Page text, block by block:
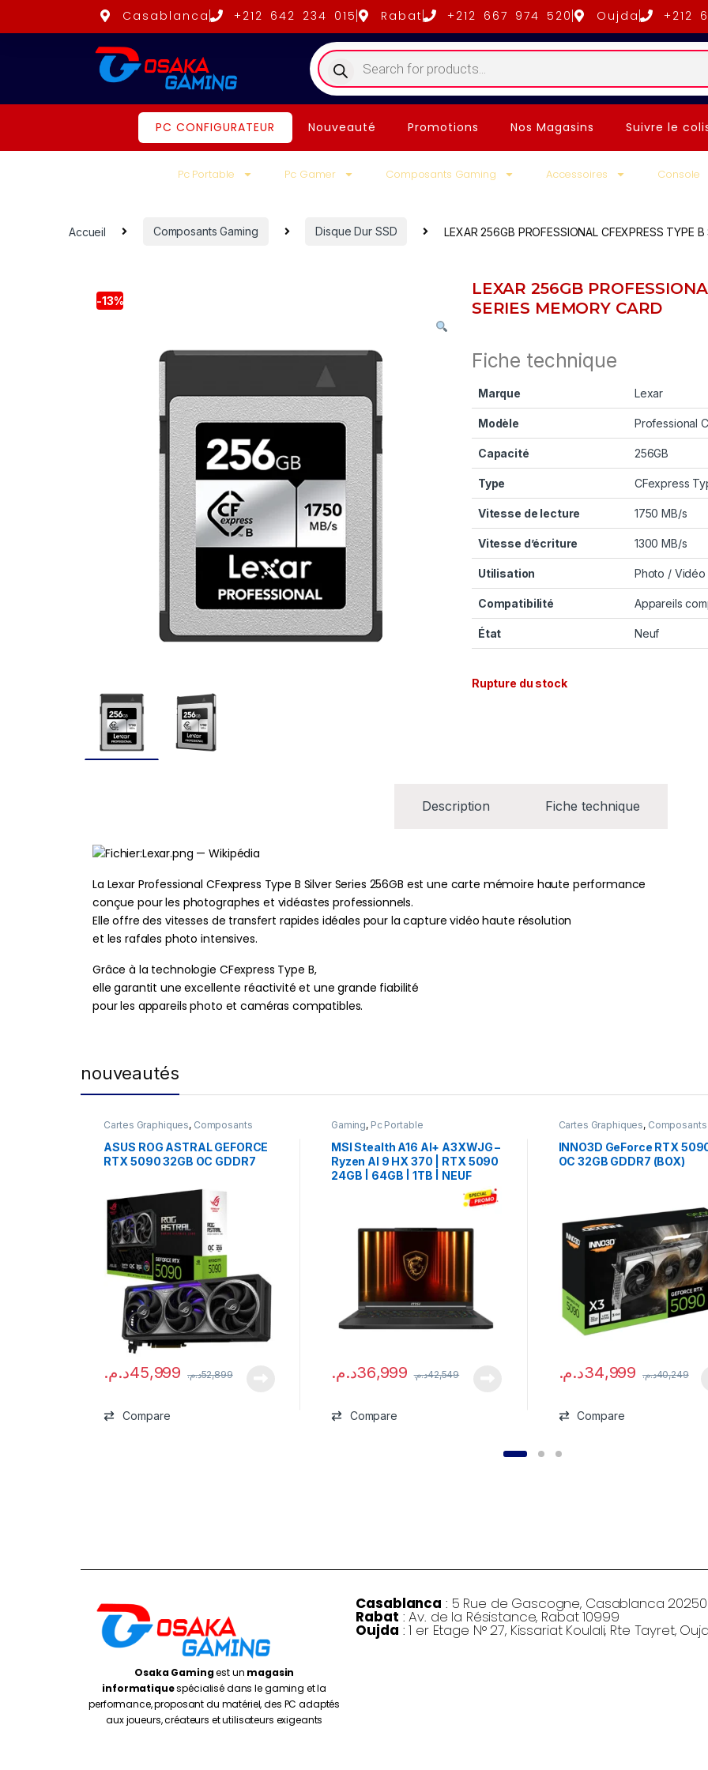
Casablanca +212 642 234 015 Rabat +212 667 974 520 Oujda +212
PC CONFIGURATEUR Nouveauté Promotions Nos Magasins Suivre le
Pc Portable Pc Gamer Composants Gaming Accessoires Console
Accueil Composants Gaming Disque Dur SSD LEXAR 256GB PROFESSIONAL CFEXPRESS TYPE B
-13%
LEXAR 256GB
SERIES MEMORY CARD
Fiche technique
Marque Lexar
Modèle Professional
Capacité 256GB
Type CFexpress
Vitesse de lecture 1750 MB/s
Vitesse d’écriture 1300 MB/s
Utilisation Photo /
Compatibilité Appareils
État Neuf
Rupture du stock
Description Fiche technique
La Lexar Professional CFexpress Type B Silver Series 256GB est une carte mémoire haute performance
conçue pour les photographes et vidéastes professionnels.
Elle offre des vitesses de transfert rapides idéales pour la capture vidéo haute résolution
et les rafales photo intensives.
Grâce à la technologie CFexpress Type B,
elle garantit une excellente réactivité et une grande fiabilité
pour les appareils photo et caméras compatibles.
nouveautés
Cartes Graphiques, Composants
NVIDIA
ASUS ROG ASTRAL GEFORCE
RTX 5090 32GB OC GDDR7
45,999د.م. 52,899د.م.
Compare
Gaming, Pc Portable
MSI Stealth A16 AI+ A3XWJG –
Ryzen AI 9 HX 370 | RTX 5090
24GB | 64GB | 1TB | NEUF
36,999د.م. 42,549د.م.
Compare
Cartes Graphiques, Composants
NVIDIA
INNO3D GeForce RTX
OC 32GB GDDR7 (BOX)
34,999د.م. 40,249د.م.
Compare
Osaka Gamingest un magasin
informatiquespécialisé dans le gaming et la
performance, proposant du matériel, des PC adaptés
aux joueurs, créateurs et utilisateurs exigeants
Casablanca : 5 Rue de Gascogne, Casablanca 20250
Rabat : Av. de la Résistance, Rabat 10999
Oujda : 1 er Etage N° 27, Kissariat Koulali, Rte Tayret,